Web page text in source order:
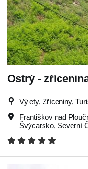
Ostrý -
Výlety, Zříceniny,
Františkov nad
Švýcarsko, Severní